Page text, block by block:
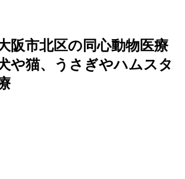
阪市北区の同心動物医療
や猫、うさぎやハムスタ